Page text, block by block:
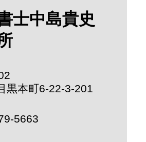
士中島貴史
黒本町6-22-3-201
5663